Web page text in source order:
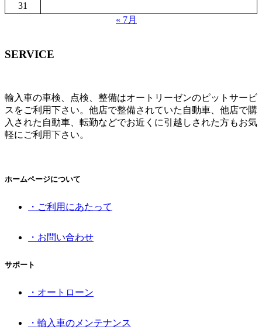
31
« 7月
SERVICE
輸入車の車検、点検、整備はオートリーゼンのピットサービ
スをご利用下さい。他店で整備されていた自動車、他店で購
入された自動車、転勤などでお近くに引越しされた方もお気
軽にご利用下さい。
ホームページについて
・ご利用にあたって
・お問い合わせ
サポート
・オートローン
・輸入車のメンテナンス